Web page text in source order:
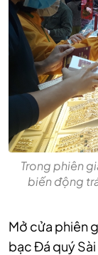
Trong phiên
biến động
Mở cửa phiên
bạc Đá quý